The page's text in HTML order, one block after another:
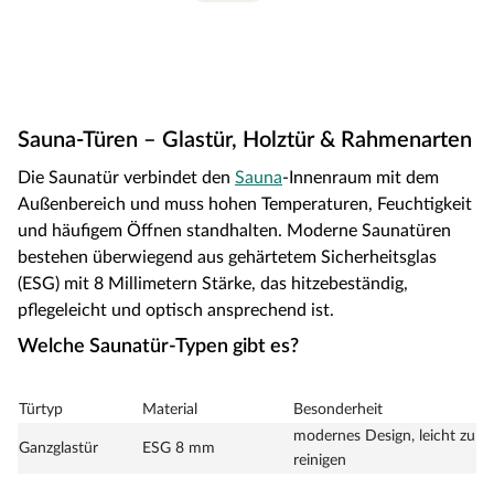
Sauna-Türen – Glastür, Holztür & Rahmenarten
Die Saunatür verbindet den Sauna-Innenraum mit dem
Außenbereich und muss hohen Temperaturen, Feuchtigkeit
und häufigem Öffnen standhalten. Moderne Saunatüren
bestehen überwiegend aus gehärtetem Sicherheitsglas
(ESG) mit 8 Millimetern Stärke, das hitzebeständig,
pflegeleicht und optisch ansprechend ist.
Welche Saunatür-Typen gibt es?
Türtyp Material Besonderheit
Ganzglastür ESG 8 mm
modernes Design, leicht zu
reinigen